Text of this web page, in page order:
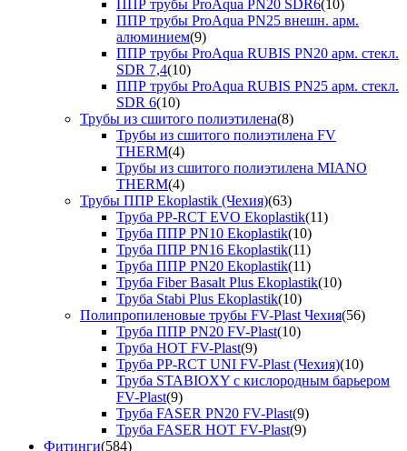
ППР трубы ProAqua PN20 SDR6(10)
ППР трубы ProAqua PN25 внешн. арм.
алюминием(9)
ППР трубы ProAqua RUBIS PN20 арм. стекл.
SDR 7,4(10)
ППР трубы ProAqua RUBIS PN25 арм. стекл.
SDR 6(10)
Трубы из сшитого полиэтилена(8)
Трубы из сшитого полиэтилена FV
THERM(4)
Трубы из сшитого полиэтилена MIANO
THERM(4)
Трубы ППР Ekoplastik (Чехия)(63)
Труба PP-RCT EVO Ekoplastik(11)
Труба ППР PN10 Ekoplastik(10)
Труба ППР PN16 Ekoplastik(11)
Труба ППР PN20 Ekoplastik(11)
Труба Fiber Basalt Plus Ekoplastik(10)
Труба Stabi Plus Ekoplastik(10)
Полипропиленовые трубы FV-Plast Чехия(56)
Труба ППР PN20 FV-Plast(10)
Труба HOT FV-Plast(9)
Труба PP-RCT UNI FV-Plast (Чехия)(10)
Труба STABIOXY с кислородным барьером
FV-Plast(9)
Труба FASER PN20 FV-Plast(9)
Труба FASER HOT FV-Plast(9)
Фитинги(584)